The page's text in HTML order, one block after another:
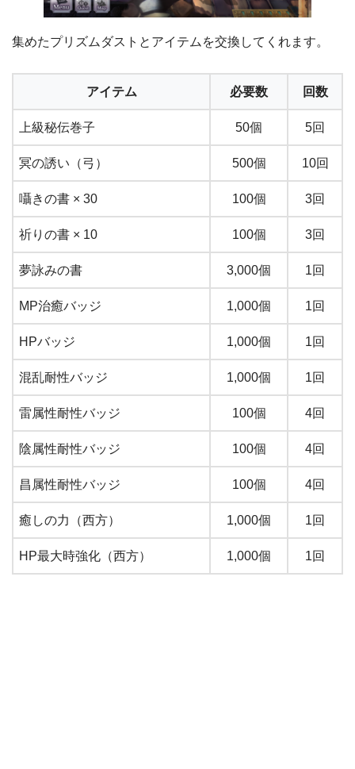
集めたプリズムダストとアイテムを交換してくれます。
アイテム 必要数 回数
上級秘伝巻子 50個 5回
冥の誘い（弓） 500個 10回
囁きの書 × 30 100個 3回
祈りの書 × 10 100個 3回
夢詠みの書 3,000個 1回
MP治癒バッジ 1,000個 1回
HPバッジ 1,000個 1回
混乱耐性バッジ 1,000個 1回
雷属性耐性バッジ 100個 4回
陰属性耐性バッジ 100個 4回
昌属性耐性バッジ 100個 4回
癒しの力（西方） 1,000個 1回
HP最大時強化（西方） 1,000個 1回